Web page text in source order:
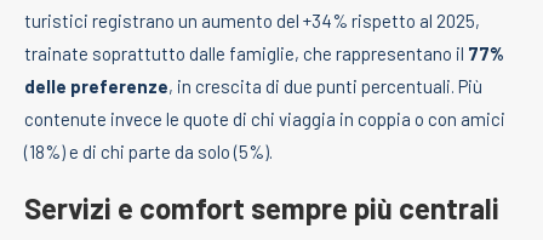
turistici registrano un aumento del +34% rispetto al 2025,
trainate soprattutto dalle famiglie, che rappresentano il 77%
delle preferenze, in crescita di due punti percentuali. Più
contenute invece le quote di chi viaggia in coppia o con amici
(18%) e di chi parte da solo (5%).
Servizi e comfort sempre più centrali